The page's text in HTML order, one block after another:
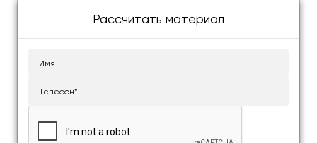
Рассчитать материал